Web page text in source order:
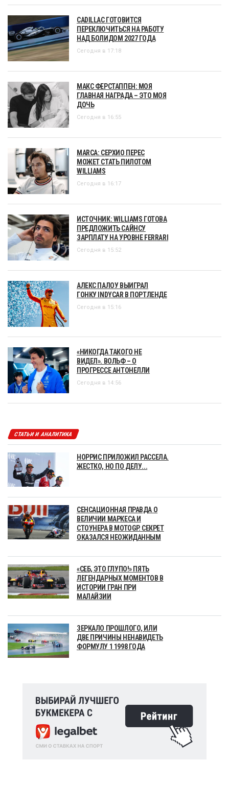
CADILLAC ГОТОВИТСЯ
ПЕРЕКЛЮЧИТЬСЯ НА РАБОТУ
НАД БОЛИДОМ 2027 ГОДА
Сегодня в 17:18
МАКС ФЕРСТАППЕН: МОЯ
ГЛАВНАЯ НАГРАДА – ЭТО МОЯ
ДОЧЬ
Сегодня в 16:55
MARCA: СЕРХИО ПЕРЕС
МОЖЕТ СТАТЬ ПИЛОТОМ
WILLIAMS
Сегодня в 16:17
ИСТОЧНИК: WILLIAMS ГОТОВА
ПРЕДЛОЖИТЬ САЙНСУ
ЗАРПЛАТУ НА УРОВНЕ FERRARI
Сегодня в 15:52
АЛЕКС ПАЛОУ ВЫИГРАЛ
ГОНКУ INDYCAR В ПОРТЛЕНДЕ
Сегодня в 15:16
«НИКОГДА ТАКОГО НЕ
ВИДЕЛ». ВОЛЬФ – О
ПРОГРЕССЕ АНТОНЕЛЛИ
Сегодня в 14:56
СТАТЬИ И АНАЛИТИКА
НОРРИС ПРИЛОЖИЛ РАССЕЛА.
ЖЕСТКО, НО ПО ДЕЛУ...
СЕНСАЦИОННАЯ ПРАВДА О
ВЕЛИЧИИ МАРКЕСА И
СТОУНЕРА В MOTOGP. СЕКРЕТ
ОКАЗАЛСЯ НЕОЖИДАННЫМ
«СЕБ, ЭТО ГЛУПО!» ПЯТЬ
ЛЕГЕНДАРНЫХ МОМЕНТОВ В
ИСТОРИИ ГРАН ПРИ
МАЛАЙЗИИ
ЗЕРКАЛО ПРОШЛОГО, ИЛИ
ДВЕ ПРИЧИНЫ НЕНАВИДЕТЬ
ФОРМУЛУ 1 1998 ГОДА